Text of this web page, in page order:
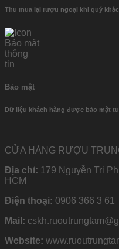
Thu mua lại rượu ngoại khi quý
Bảo mật
Dữ liệu khách hàng được bảo mật
CỬA HÀNG RƯỢU
Địa chỉ: 179 Nguyễn Tri
HCM
Điện thoại: 0906 366 3 61
Mail:
Website: